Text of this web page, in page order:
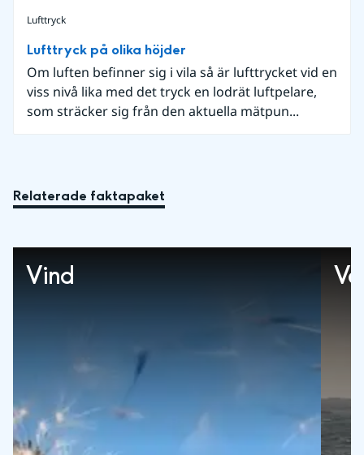
Lufttryck
Lufttryck på olika höjder
Om luften befinner sig i vila så är lufttrycket vid en
viss nivå lika med det tryck en lodrät luftpelare,
som sträcker sig från den aktuella mätpun...
Relaterade faktapaket
Vind